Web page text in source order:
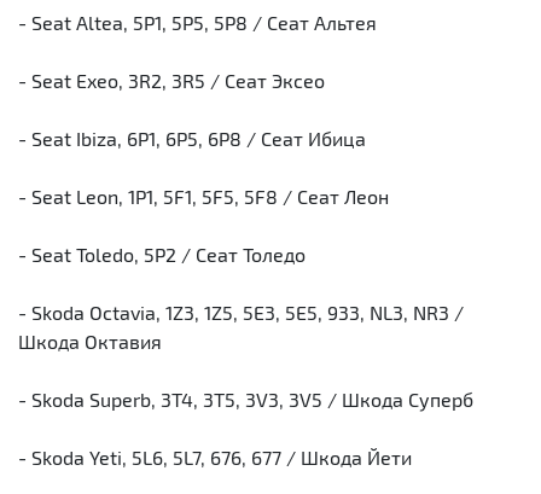
- Seat Altea, 5P1, 5P5, 5P8 / Сеат Альтея
- Seat Exeo, 3R2, 3R5 / Сеат Эксео
- Seat Ibiza, 6P1, 6P5, 6P8 / Сеат Ибица
- Seat Leon, 1P1, 5F1, 5F5, 5F8 / Сеат Леон
- Seat Toledo, 5P2 / Сеат Толедо
- Skoda Octavia, 1Z3, 1Z5, 5E3, 5E5, 933, NL3, NR3 /
Шкода Октавия
- Skoda Superb, 3T4, 3T5, 3V3, 3V5 / Шкода Суперб
- Skoda Yeti, 5L6, 5L7, 676, 677 / Шкода Йети